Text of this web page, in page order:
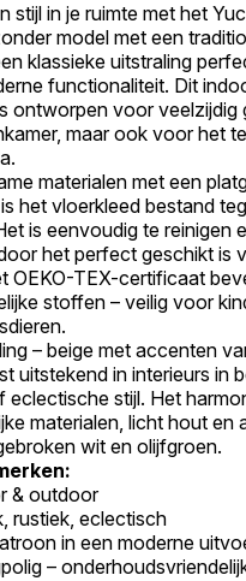
stijl in je ruimte met het
model met een
klassieke uitstraling
functionaliteit. Dit
ontworpen voor veelzijdig
maar ook voor het
materialen met een
het vloerkleed bestand
is eenvoudig te reinigen
het perfect geschikt is
OEKO-TEX-certificaat
stoffen – veilig voor
– beige met accenten
uitstekend in interieurs in
eclectische stijl. Het
materialen, licht hout en
wit en olijfgroen.
& outdoor
rustiek, eclectisch
in een moderne
–